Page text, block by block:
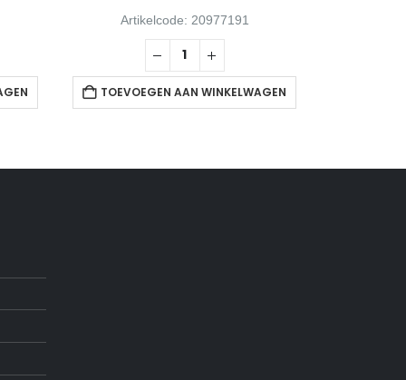
Artikelcode: 20977191
TOEVOEGEN AAN WINKELWAGEN